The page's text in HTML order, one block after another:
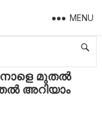
MENU
ചാർജിൽ വർദ്ധന; കൂടുതൽ അറിയാം
മുതൽ
അറിയാം